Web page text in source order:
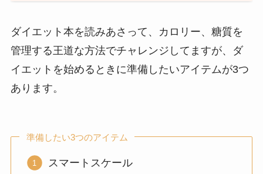
ダイエット本を読みあさって、カロリー、糖質を
管理する王道な方法でチャレンジしてますが、ダ
イエットを始めるときに準備したいアイテムが3つ
あります。
準備したい3つのアイテム
スマートスケール